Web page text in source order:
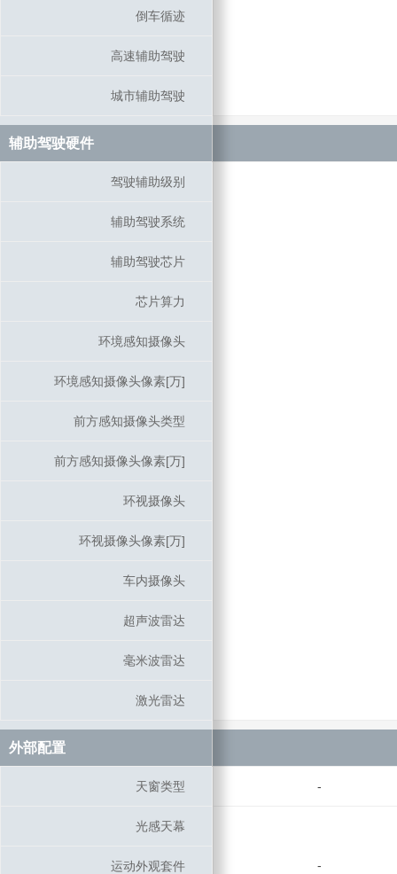
倒车循迹
高速辅助驾驶
城市辅助驾驶
辅助驾驶硬件
驾驶辅助级别
辅助驾驶系统
辅助驾驶芯片
芯片算力
环境感知摄像头
环境感知摄像头像素[万]
前方感知摄像头类型
前方感知摄像头像素[万]
环视摄像头
环视摄像头像素[万]
车内摄像头
超声波雷达
毫米波雷达
激光雷达
外部配置
天窗类型 -
光感天幕
运动外观套件 -
倒车循迹
高速辅助驾驶
城市辅助驾驶
辅助驾驶硬件
驾驶辅助级别
辅助驾驶系统
辅助驾驶芯片
芯片算力
环境感知摄像头
环境感知摄像头像素[万]
前方感知摄像头类型
前方感知摄像头像素[万]
环视摄像头
环视摄像头像素[万]
车内摄像头
超声波雷达
毫米波雷达
激光雷达
外部配置
天窗类型
光感天幕
运动外观套件